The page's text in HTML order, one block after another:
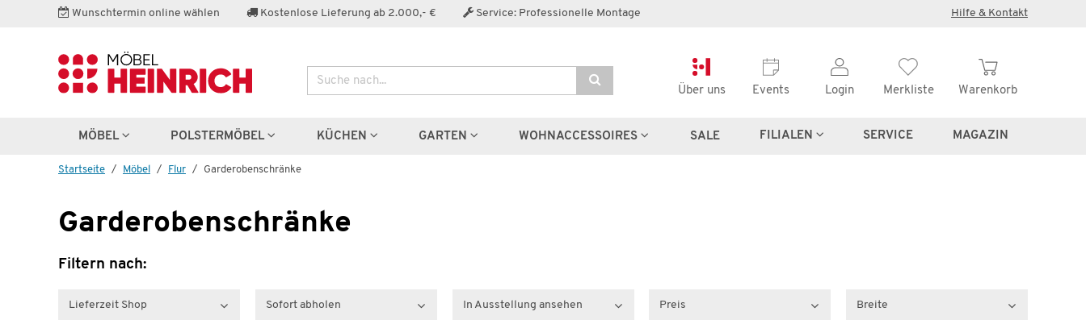
Wunschtermin online wählen Kostenlose Lieferung ab 2.000,- € Service: Professionelle Montage Hilfe & Kontakt
Suche
Über uns Events Login Merkliste Warenkorb
MÖBEL POLSTERMÖBEL KÜCHEN GARTEN WOHNACCESSOIRES SALE FILIALEN SERVICE MAGAZIN
Startseite Möbel Flur Garderoben­schränke
Garderoben­schränke
Filtern nach:
Lieferzeit Shop Sofort abholen In Ausstellung ansehen Preis Breite